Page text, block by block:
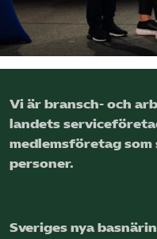
Logga in på
Press
In English
Beställ trycksaker
Vi är bransch- och
landets
medlems­företag
personer.
Sveriges nya